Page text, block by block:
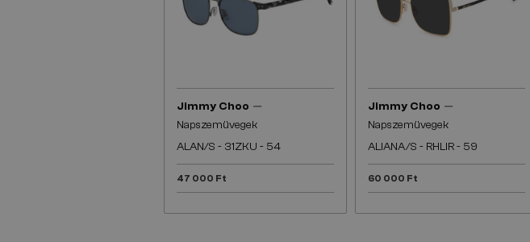
Jimmy Choo —
Napszemüvegek
ALAN/S - 31ZKU - 54
47 000 Ft
Jimmy Choo —
Napszemüvegek
ALIANA/S - RHLIR - 59
60 000 Ft